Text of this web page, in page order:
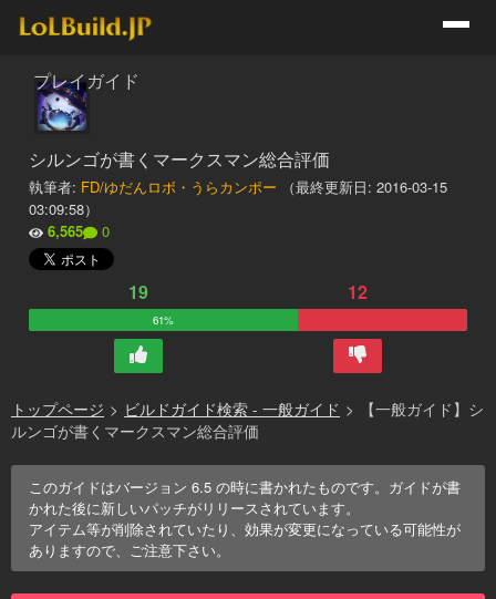
プレイガイド
シルンゴが書くマークスマン総合評価
執筆者: FD/ゆだんロボ・うらカンポー （最終更新日: 2016-03-15
03:09:58）
6,565
0
19 12
61%
トップページ > ビルドガイド検索 - 一般ガイド >
【一般ガイド】シ
ルンゴが書くマークスマン総合評価
このガイドはバージョン6.5 の時に書かれたものです。ガイドが書
かれた後に新しいパッチがリリースされています。
アイテム等が削除されていたり、効果が変更になっている可能性が
ありますので、ご注意下さい。